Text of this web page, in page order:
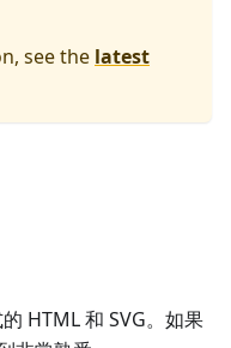
see the latest
HTML 和 SVG。如果